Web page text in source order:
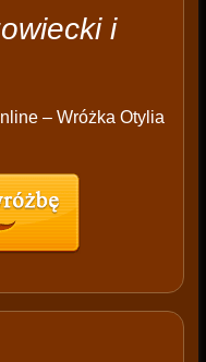
i
– Wróżka Otylia